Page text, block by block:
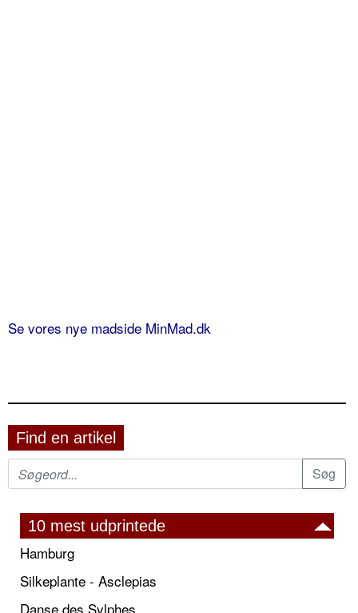
Se vores nye madside MinMad.dk
Find en artikel
10 mest udprintede
Hamburg
Silkeplante - Asclepias
Danse des Sylphes